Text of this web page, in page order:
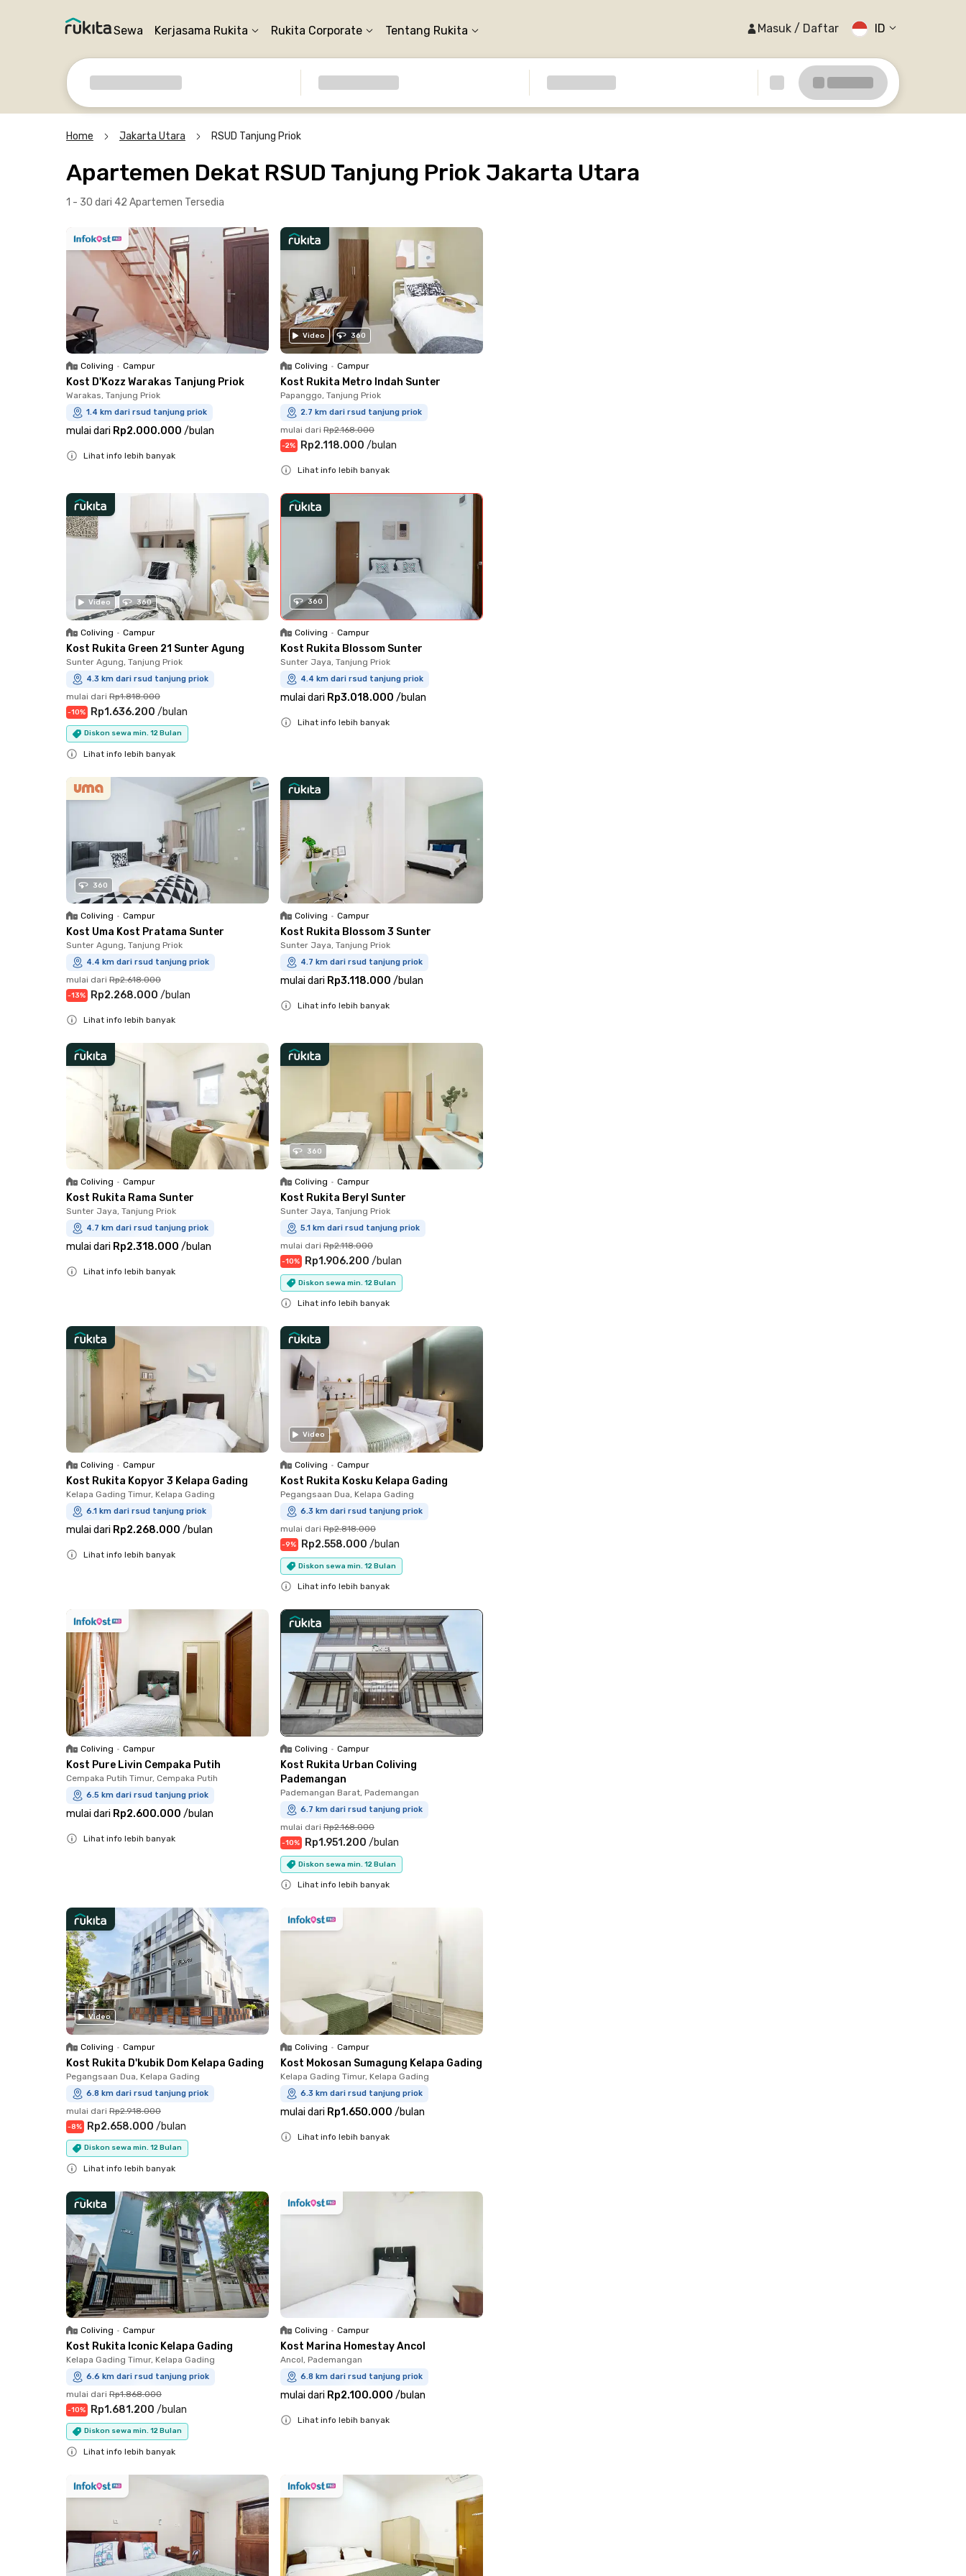
Sewa Kerjasama Rukita Rukita Corporate Tentang Rukita Masuk / Daftar ID
Home Jakarta Utara RSUD Tanjung Priok
Apartemen Dekat RSUD Tanjung Priok Jakarta Utara
1 - 30 dari 42 Apartemen Tersedia
Coliving • Campur
Kost D'Kozz Warakas Tanjung Priok
Warakas, Tanjung Priok
1.4 km dari rsud tanjung priok
mulai dari Rp2.000.000 /bulan
Lihat info lebih banyak
Video 360
Coliving • Campur
Kost Rukita Metro Indah Sunter
Papanggo, Tanjung Priok
2.7 km dari rsud tanjung priok
mulai dari Rp2.168.000
-2% Rp2.118.000 /bulan
Lihat info lebih banyak
Video 360
Coliving • Campur
Kost Rukita Green 21 Sunter Agung
Sunter Agung, Tanjung Priok
4.3 km dari rsud tanjung priok
mulai dari Rp1.818.000
-10% Rp1.636.200 /bulan
Diskon sewa min. 12 Bulan
Lihat info lebih banyak
360
Coliving • Campur
Kost Rukita Blossom Sunter
Sunter Jaya, Tanjung Priok
4.4 km dari rsud tanjung priok
mulai dari Rp3.018.000 /bulan
Lihat info lebih banyak
360
Coliving • Campur
Kost Uma Kost Pratama Sunter
Sunter Agung, Tanjung Priok
4.4 km dari rsud tanjung priok
mulai dari Rp2.618.000
-13% Rp2.268.000 /bulan
Lihat info lebih banyak
Coliving • Campur
Kost Rukita Blossom 3 Sunter
Sunter Jaya, Tanjung Priok
4.7 km dari rsud tanjung priok
mulai dari Rp3.118.000 /bulan
Lihat info lebih banyak
Coliving • Campur
Kost Rukita Rama Sunter
Sunter Jaya, Tanjung Priok
4.7 km dari rsud tanjung priok
mulai dari Rp2.318.000 /bulan
Lihat info lebih banyak
360
Coliving • Campur
Kost Rukita Beryl Sunter
Sunter Jaya, Tanjung Priok
5.1 km dari rsud tanjung priok
mulai dari Rp2.118.000
-10% Rp1.906.200 /bulan
Diskon sewa min. 12 Bulan
Lihat info lebih banyak
Coliving • Campur
Kost Rukita Kopyor 3 Kelapa Gading
Kelapa Gading Timur, Kelapa Gading
6.1 km dari rsud tanjung priok
mulai dari Rp2.268.000 /bulan
Lihat info lebih banyak
Video
Coliving • Campur
Kost Rukita Kosku Kelapa Gading
Pegangsaan Dua, Kelapa Gading
6.3 km dari rsud tanjung priok
mulai dari Rp2.818.000
-9% Rp2.558.000 /bulan
Diskon sewa min. 12 Bulan
Lihat info lebih banyak
Coliving • Campur
Kost Pure Livin Cempaka Putih
Cempaka Putih Timur, Cempaka Putih
6.5 km dari rsud tanjung priok
mulai dari Rp2.600.000 /bulan
Lihat info lebih banyak
Coliving • Campur
Kost Rukita Urban Coliving
Pademangan
Pademangan Barat, Pademangan
6.7 km dari rsud tanjung priok
mulai dari Rp2.168.000
-10% Rp1.951.200 /bulan
Diskon sewa min. 12 Bulan
Lihat info lebih banyak
Video
Coliving • Campur
Kost Rukita D'kubik Dom Kelapa Gading
Pegangsaan Dua, Kelapa Gading
6.8 km dari rsud tanjung priok
mulai dari Rp2.918.000
-8% Rp2.658.000 /bulan
Diskon sewa min. 12 Bulan
Lihat info lebih banyak
Coliving • Campur
Kost Mokosan Sumagung Kelapa Gading
Kelapa Gading Timur, Kelapa Gading
6.3 km dari rsud tanjung priok
mulai dari Rp1.650.000 /bulan
Lihat info lebih banyak
Coliving • Campur
Kost Rukita Iconic Kelapa Gading
Kelapa Gading Timur, Kelapa Gading
6.6 km dari rsud tanjung priok
mulai dari Rp1.868.000
-10% Rp1.681.200 /bulan
Diskon sewa min. 12 Bulan
Lihat info lebih banyak
Coliving • Campur
Kost Marina Homestay Ancol
Ancol, Pademangan
6.8 km dari rsud tanjung priok
mulai dari Rp2.100.000 /bulan
Lihat info lebih banyak